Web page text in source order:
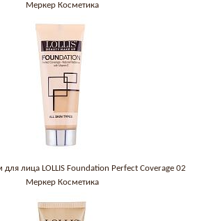
Меркер Косметика
лица LOLLIS Foundation Perfect Coverage 02
Меркер Косметика